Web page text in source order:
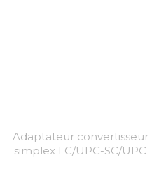
Adaptateur convertisseur
simplex LC/UPC-SC/UPC